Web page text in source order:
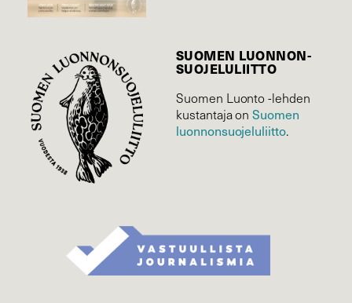
SUOMEN LUONNON­
SUOJELU­LIITTO
Suomen Luonto -lehden
kustantaja onSuomen
luonnonsuojelu­liitto.